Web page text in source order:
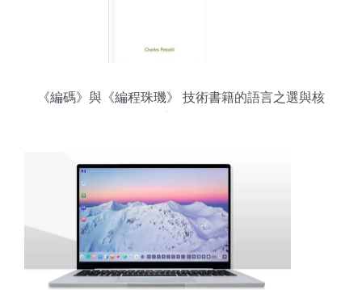
《編碼》與《編程珠璣》 技術書籍的語言之選與核